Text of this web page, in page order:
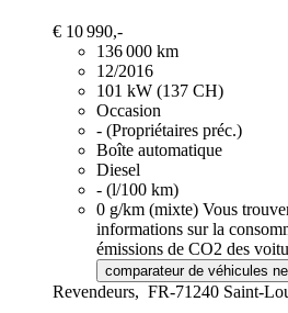
€ 10 990,-
136 000 km
12/2016
101 kW (137 CH)
Occasion
- (Propriétaires préc.)
Boîte automatique
Diesel
- (l/100 km)
0 g/km (mixte) Vous
informations sur la
émissions de CO2 des
comparateur de véhicules
Revendeurs, FR-71240 Saint-